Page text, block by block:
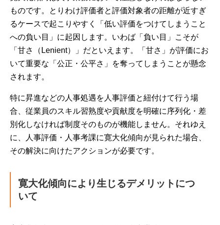
ものです。とりわけ評価者と評価対象者の距離が近すぎ
るケースで起こりやすく「低い評価をつけてしまうこと
への負い目」に起因します。いわば「負い目」こそが
「甘さ（Lenient）」だといえます。「甘さ」が評価にお
いて重要な「公正・公平さ」を奪ってしまうことが懸念
されます。
特に昇進などの人事処遇を人事評価と紐付けて行う場
合、従業員のスキル習熟度や貢献度を明確に序列化・差
別化しなければ制度そのものが機能しません。それゆえ
に、人事評価・人事考課に寛大化傾向が見られた場合、
その解決に向けたアクションが必要です。
寛大化傾向により生じるデメリットにつ
いて